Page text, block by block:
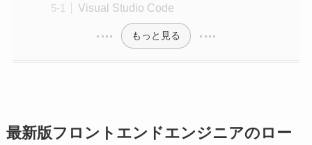
Visual Studio Code
もっと見る
最新版フロントエンドエンジニアのロー